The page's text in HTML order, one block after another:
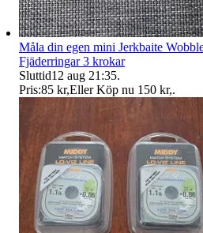
Måla din egen mini Jerkbaite
Fjäderringar 3 krokar
Sluttid12 aug 21:35.
Pris:85 kr,Eller Köp nu 150 kr,.